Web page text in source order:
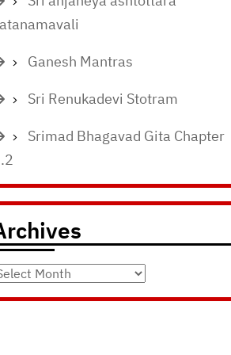
Ganesh Mantras
Sri Renukadevi Stotram
Srimad Bhagavad Gita Chapter